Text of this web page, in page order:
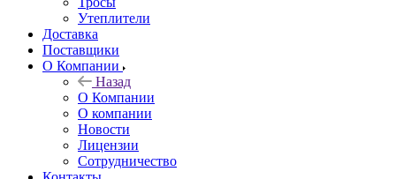
Утеплители
Доставка
Поставщики
О Компании
Назад
О Компании
О компании
Новости
Лицензии
Сотрудничество